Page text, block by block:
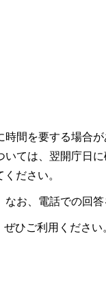
間を要する場合
ては、翌開庁日
ださい。
お、電話での回
ひご利用ください